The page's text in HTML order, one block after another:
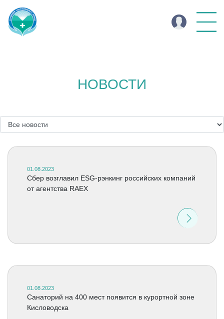
НОВОСТИ
01.08.2023
Сбер возглавил ESG-рэнкинг российских компаний
от агентства RAEX
01.08.2023
Санаторий на 400 мест появится в курортной зоне
Кисловодска